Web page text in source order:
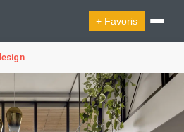
+ Favoris
ℹ︎ À propos